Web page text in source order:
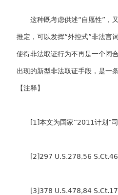
这种既考虑供述“自愿性”，又
推定，可以发挥“外控式”非法言
使得非法取证行为不再是一个闭
出现的新型非法取证手段，是一
【注释】
[1]本文为国家“2011计划”司
[2]297 U.S.278,56
[3]378 U.S.478,84